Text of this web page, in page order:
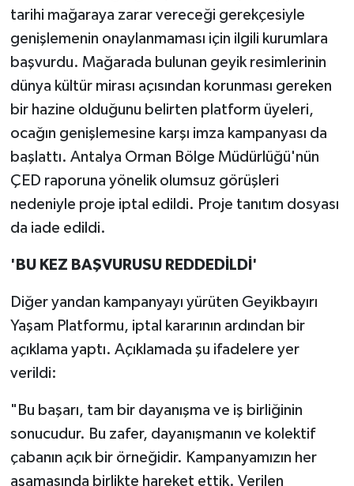
tarihi mağaraya zarar vereceği gerekçesiyle
genişlemenin onaylanmaması için ilgili kurumlara
başvurdu. Mağarada bulunan geyik resimlerinin
dünya kültür mirası açısından korunması gereken
bir hazine olduğunu belirten platform üyeleri,
ocağın genişlemesine karşı imza kampanyası da
başlattı. Antalya Orman Bölge Müdürlüğü'nün
ÇED raporuna yönelik olumsuz görüşleri
nedeniyle proje iptal edildi. Proje tanıtım dosyası
da iade edildi.
'BU KEZ BAŞVURUSU REDDEDİLDİ'
Diğer yandan kampanyayı yürüten Geyikbayırı
Yaşam Platformu, iptal kararının ardından bir
açıklama yaptı. Açıklamada şu ifadelere yer
verildi:
"Bu başarı, tam bir dayanışma ve iş birliğinin
sonucudur. Bu zafer, dayanışmanın ve kolektif
çabanın açık bir örneğidir. Kampanyamızın her
aşamasında birlikte hareket ettik. Verilen